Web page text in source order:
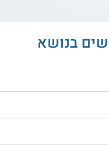
מדיאטק ג'ון ברייס חיפה - קורס .NET
מכללת טריידנט
בנושא